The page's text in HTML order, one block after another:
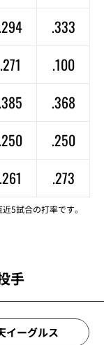
.294 .333
.271 .100
.385 .368
.250 .250
.261 .273
5試合の打率です。
手
イーグルス